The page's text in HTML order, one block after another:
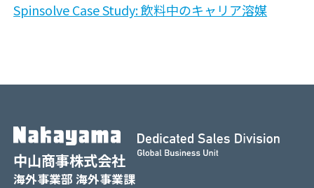
Spinsolve Case Study: 飲料中のキャリア溶媒
中山商事株式会社
海外事業部 海外事業課